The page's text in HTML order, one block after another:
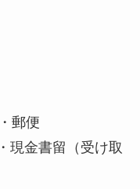
郵便
現金書留（受け取